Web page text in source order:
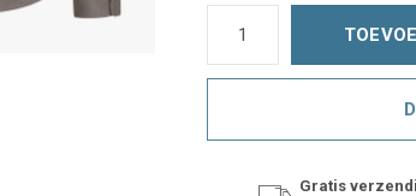
Gratis